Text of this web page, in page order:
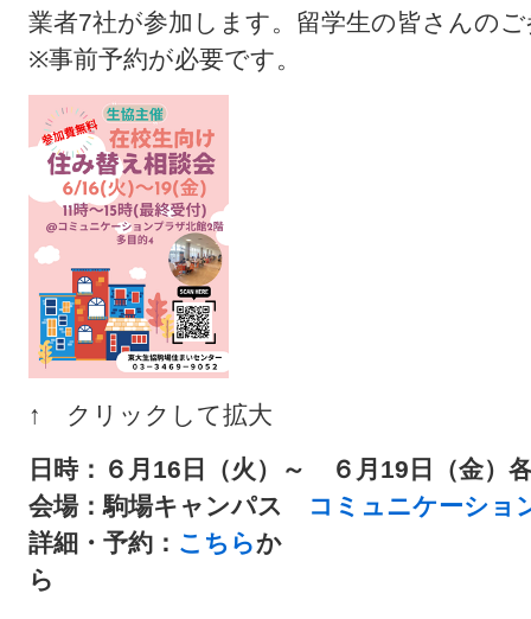
業者7社が参加します。留学生の皆さんの
※事前予約が必要です。
↑ クリックして拡大
日時：６月16日（火）～ ６月19日（金）
会場：駒場キャンパス
コミュニケーショ
詳細・予約： こちらか
ら